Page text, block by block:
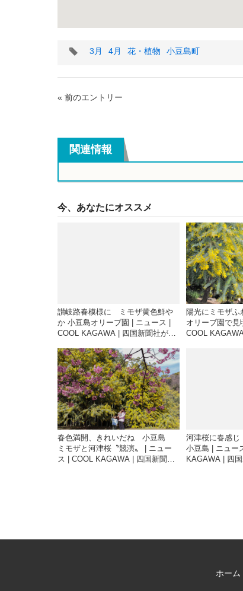
タ
3月 4月 花・植物 小豆島町
« 前のエントリー
関連情報
今、あなたにオススメ
讃岐路春模様に ミモザ黄色鮮や
か 小豆島オリーブ園 | ニュース |
COOL KAGAWA | 四国新聞社が提
陽光にミモザ
オリーブ園で見
COOL
春色満開、きれいだね 小豆島
ミモザと河津桜〝競演〟 | ニュー
ス | COOL KAGAWA | 四国新聞社
河津桜に春感
小豆島 | ニュー
KAGAWA | 四国
ホーム